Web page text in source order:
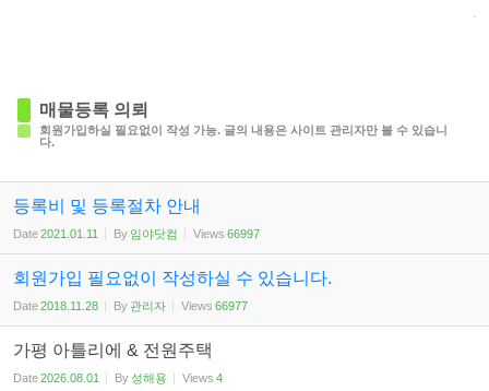
매물등록 의뢰
회원가입하실 필요없이 작성 가능. 글의 내용은 사이트 관리자만 볼 수 있습니
다.
등록비 및 등록절차 안내
Date2021.01.11 By 임야닷컴 Views 66997
회원가입 필요없이 작성하실 수 있습니다.
Date2018.11.28 By관리자 Views 66977
가평 아틀리에 & 전원주택
Date2026.08.01 By성해용 Views 4